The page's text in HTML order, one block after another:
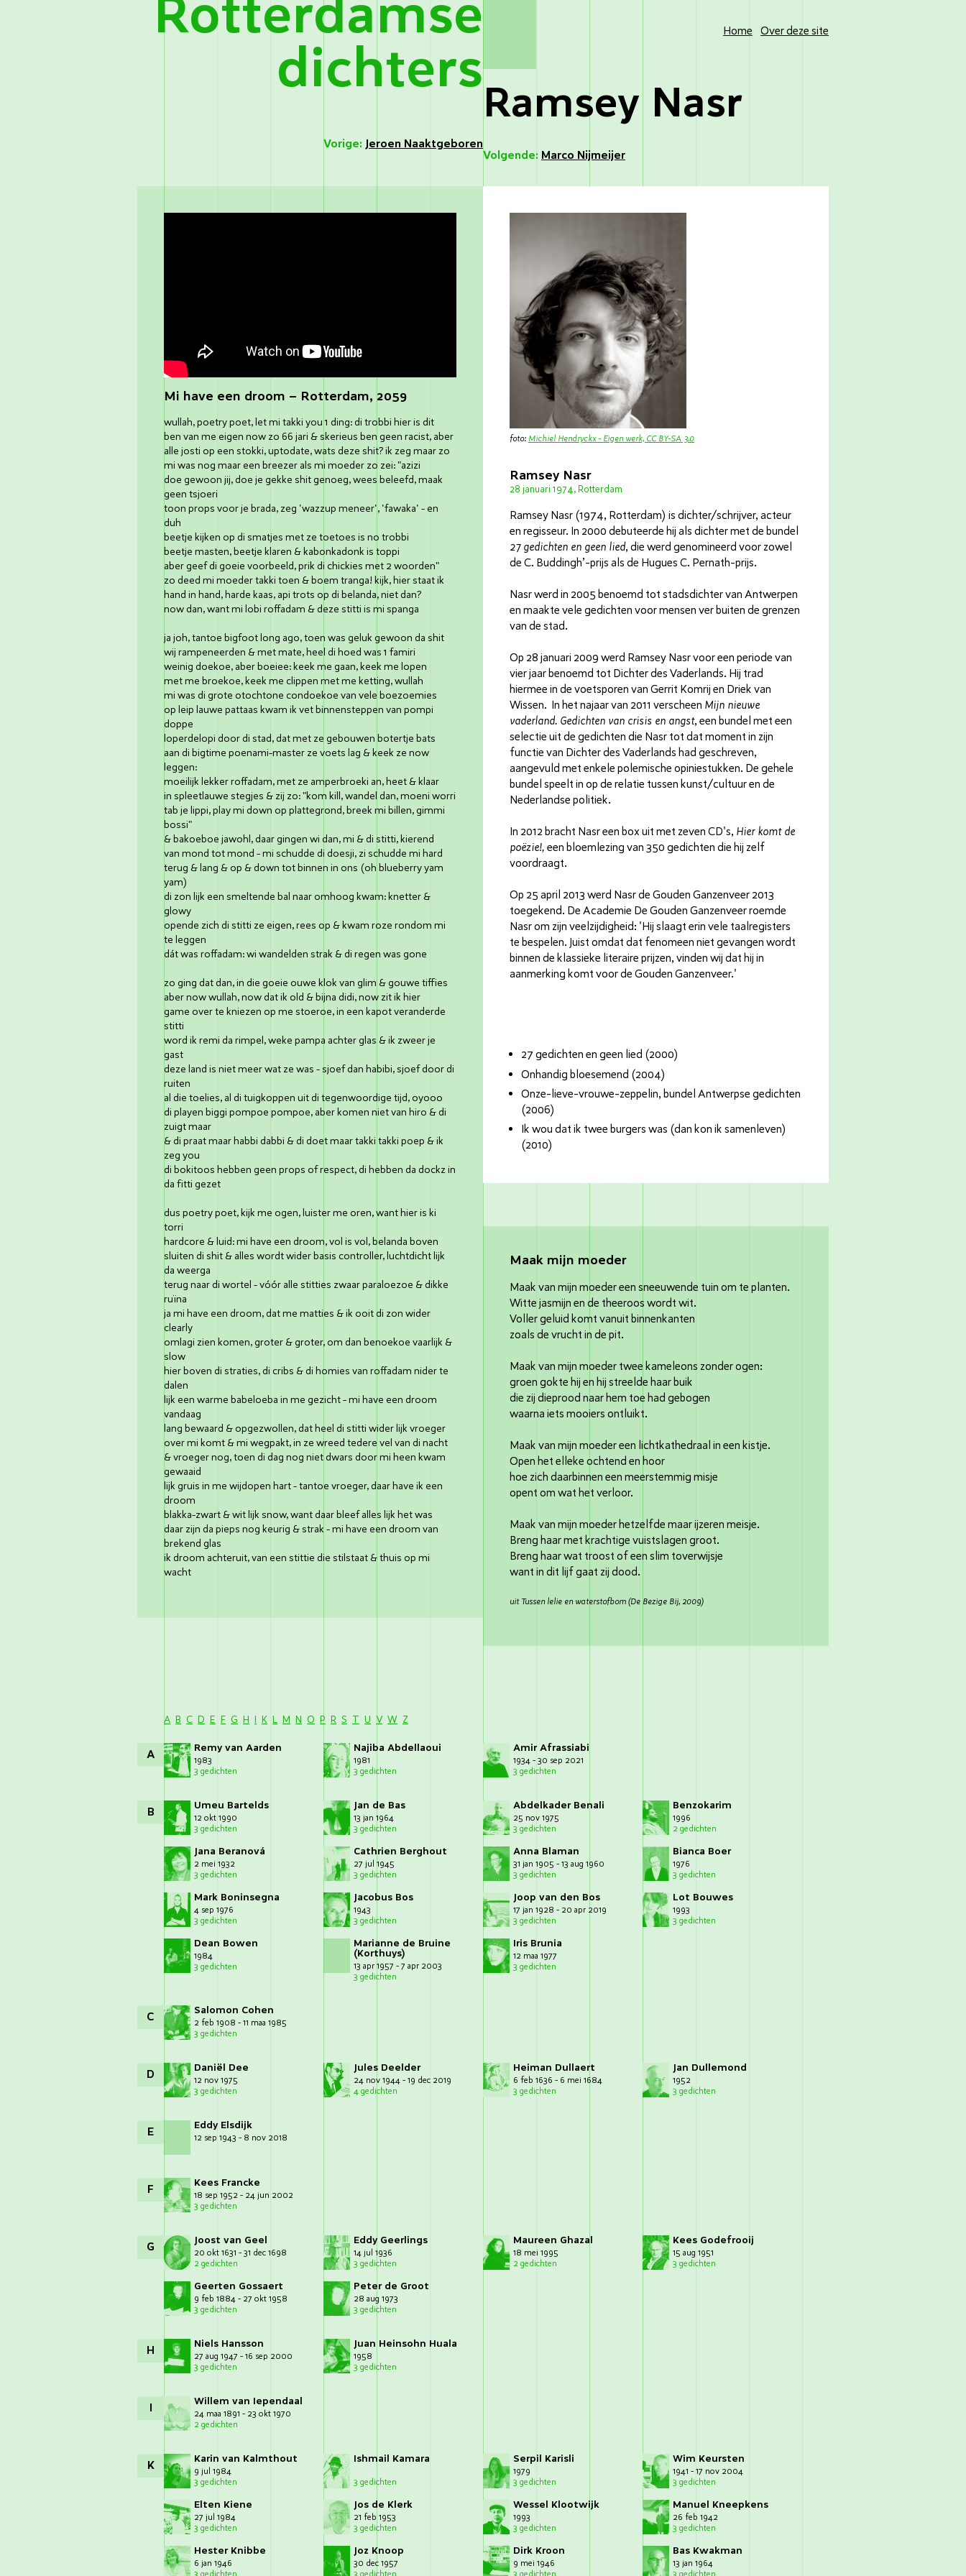
Rotterdamse
dichters
Home Over deze site
Ramsey Nasr
Vorige: Jeroen Naaktgeboren
Volgende: Marco Nijmeijer
foto: Michiel Hendryckx - Eigen werk, CC BY-SA 3.0
Ramsey Nasr
28 januari 1974, Rotterdam
Ramsey Nasr (1974, Rotterdam) is dichter/schrijver, acteur
en regisseur. In 2000 debuteerde hij als dichter met de bundel
27 gedichten en geen lied, die werd genomineerd voor zowel
de C. Buddingh’-prijs als de Hugues C. Pernath-prijs.
Nasr werd in 2005 benoemd tot stadsdichter van Antwerpen
en maakte vele gedichten voor mensen ver buiten de grenzen
van de stad.
Op 28 januari 2009 werd Ramsey Nasr voor een periode van
vier jaar benoemd tot Dichter des Vaderlands. Hij trad
hiermee in de voetsporen van Gerrit Komrij en Driek van
Wissen. In het najaar van 2011 verscheen Mijn nieuwe
vaderland. Gedichten van crisis en angst, een bundel met een
selectie uit de gedichten die Nasr tot dat moment in zijn
functie van Dichter des Vaderlands had geschreven,
aangevuld met enkele polemische opiniestukken. De gehele
bundel speelt in op de relatie tussen kunst/cultuur en de
Nederlandse politiek.
In 2012 bracht Nasr een box uit met zeven CD's, Hier komt de
poëzie!, een bloemlezing van 350 gedichten die hij zelf
voordraagt.
Op 25 april 2013 werd Nasr de Gouden Ganzenveer 2013
toegekend. De Academie De Gouden Ganzenveer roemde
Nasr om zijn veelzijdigheid: 'Hij slaagt erin vele taalregisters
te bespelen. Juist omdat dat fenomeen niet gevangen wordt
binnen de klassieke literaire prijzen, vinden wij dat hij in
aanmerking komt voor de Gouden Ganzenveer.'
27 gedichten en geen lied (2000)
Onhandig bloesemend (2004)
Onze-lieve-vrouwe-zeppelin, bundel Antwerpse gedichten
(2006)
Ik wou dat ik twee burgers was (dan kon ik samenleven)
(2010)
Mi have een droom – Rotterdam, 2059
wullah, poetry poet, let mi takki you 1 ding: di trobbi hier is dit
ben van me eigen now zo 66 jari & skerieus ben geen racist, aber
alle josti op een stokki, uptodate, wats deze shit? ik zeg maar zo
mi was nog maar een breezer als mi moeder zo zei: "azizi
doe gewoon jij, doe je gekke shit genoeg, wees beleefd, maak
geen tsjoeri
toon props voor je brada, zeg 'wazzup meneer', 'fawaka' - en
duh
beetje kijken op di smatjes met ze toetoes is no trobbi
beetje masten, beetje klaren & kabonkadonk is toppi
aber geef di goeie voorbeeld, prik di chickies met 2 woorden"
zo deed mi moeder takki toen & boem tranga! kijk, hier staat ik
hand in hand, harde kaas, api trots op di belanda, niet dan?
now dan, want mi lobi roffadam & deze stitti is mi spanga
ja joh, tantoe bigfoot long ago, toen was geluk gewoon da shit
wij rampeneerden & met mate, heel di hoed was 1 famiri
weinig doekoe, aber boeiee: keek me gaan, keek me lopen
met me broekoe, keek me clippen met me ketting, wullah
mi was di grote otochtone condoekoe van vele boezoemies
op leip lauwe pattaas kwam ik vet binnensteppen van pompi
doppe
loperdelopi door di stad, dat met ze gebouwen botertje bats
aan di bigtime poenami-master ze voets lag & keek ze now
leggen:
moeilijk lekker roffadam, met ze amperbroeki an, heet & klaar
in spleetlauwe stegjes & zij zo: "kom kill, wandel dan, moeni worri
tab je lippi, play mi down op plattegrond, breek mi billen, gimmi
bossi"
& bakoeboe jawohl, daar gingen wi dan, mi & di stitti, kierend
van mond tot mond - mi schudde di doesji, zi schudde mi hard
terug & lang & op & down tot binnen in ons (oh blueberry yam
yam)
di zon lijk een smeltende bal naar omhoog kwam: knetter &
glowy
opende zich di stitti ze eigen, rees op & kwam roze rondom mi
te leggen
dát was roffadam: wi wandelden strak & di regen was gone
zo ging dat dan, in die goeie ouwe klok van glim & gouwe tiffies
aber now wullah, now dat ik old & bijna didi, now zit ik hier
game over te kniezen op me stoeroe, in een kapot veranderde
stitti
word ik remi da rimpel, weke pampa achter glas & ik zweer je
gast
deze land is niet meer wat ze was - sjoef dan habibi, sjoef door di
ruiten
al die toelies, al di tuigkoppen uit di tegenwoordige tijd, oyooo
di playen biggi pompoe pompoe, aber komen niet van hiro & di
zuigt maar
& di praat maar habbi dabbi & di doet maar takki takki poep & ik
zeg you
di bokitoos hebben geen props of respect, di hebben da dockz in
da fitti gezet
dus poetry poet, kijk me ogen, luister me oren, want hier is ki
torri
hardcore & luid: mi have een droom, vol is vol, belanda boven
sluiten di shit & alles wordt wider basis controller, luchtdicht lijk
da weerga
terug naar di wortel - vóór alle stitties zwaar paraloezoe & dikke
ruïna
ja mi have een droom, dat me matties & ik ooit di zon wider
clearly
omlagi zien komen, groter & groter, om dan benoekoe vaarlijk &
slow
hier boven di straties, di cribs & di homies van roffadam nider te
dalen
lijk een warme babeloeba in me gezicht - mi have een droom
vandaag
lang bewaard & opgezwollen, dat heel di stitti wider lijk vroeger
over mi komt & mi wegpakt, in ze wreed tedere vel van di nacht
& vroeger nog, toen di dag nog niet dwars door mi heen kwam
gewaaid
lijk gruis in me wijdopen hart - tantoe vroeger, daar have ik een
droom
blakka-zwart & wit lijk snow, want daar bleef alles lijk het was
daar zijn da pieps nog keurig & strak - mi have een droom van
brekend glas
ik droom achteruit, van een stittie die stilstaat & thuis op mi
wacht
Maak mijn moeder
Maak van mijn moeder een sneeuwende tuin om te planten.
Witte jasmijn en de theeroos wordt wit.
Voller geluid komt vanuit binnenkanten
zoals de vrucht in de pit.
Maak van mijn moeder twee kameleons zonder ogen:
groen gokte hij en hij streelde haar buik
die zij dieprood naar hem toe had gebogen
waarna iets mooiers ontluikt.
Maak van mijn moeder een lichtkathedraal in een kistje.
Open het elleke ochtend en hoor
hoe zich daarbinnen een meerstemmig misje
opent om wat het verloor.
Maak van mijn moeder hetzelfde maar ijzeren meisje.
Breng haar met krachtige vuistslagen groot.
Breng haar wat troost of een slim toverwijsje
want in dit lijf gaat zij dood.
uitTussen lelie en waterstofbom(De Bezige Bij, 2009)
A B C D E F G H I K L M N O P R S T U V W Z
A Remy van Aarden
1983
3 gedichten
Najiba Abdellaoui
1981
3 gedichten
Amir Afrassiabi
1934 - 30 sep 2021
3 gedichten
B Umeu Bartelds
12 okt 1990
3 gedichten
Jan de Bas
13 jan 1964
3 gedichten
Abdelkader Benali
25 nov 1975
3 gedichten
Benzokarim
1996
2 gedichten
Jana Beranová
2 mei 1932
3 gedichten
Cathrien Berghout
27 jul 1945
3 gedichten
Anna Blaman
31 jan 1905 - 13 aug 1960
3 gedichten
Bianca Boer
1976
3 gedichten
Mark Boninsegna
4 sep 1976
3 gedichten
Jacobus Bos
1943
3 gedichten
Joop van den Bos
17 jan 1928 - 20 apr 2019
3 gedichten
Lot Bouwes
1993
3 gedichten
Dean Bowen
1984
3 gedichten
Marianne de Bruine
(Korthuys)
13 apr 1957 - 7 apr 2003
3 gedichten
Iris Brunia
12 maa 1977
3 gedichten
C Salomon Cohen
2 feb 1908 - 11 maa 1985
3 gedichten
D Daniël Dee
12 nov 1975
3 gedichten
Jules Deelder
24 nov 1944 - 19 dec 2019
4 gedichten
Heiman Dullaert
6 feb 1636 - 6 mei 1684
3 gedichten
Jan Dullemond
1952
3 gedichten
E Eddy Elsdijk
12 sep 1943 - 8 nov 2018
F Kees Francke
18 sep 1952 - 24 jun 2002
3 gedichten
G Joost van Geel
20 okt 1631 - 31 dec 1698
2 gedichten
Eddy Geerlings
14 jul 1936
3 gedichten
Maureen Ghazal
18 mei 1995
2 gedichten
Kees Godefrooij
15 aug 1951
3 gedichten
Geerten Gossaert
9 feb 1884 - 27 okt 1958
3 gedichten
Peter de Groot
28 aug 1973
3 gedichten
H Niels Hansson
27 aug 1947 - 16 sep 2000
3 gedichten
Juan Heinsohn Huala
1958
3 gedichten
I Willem van Iependaal
24 maa 1891 - 23 okt 1970
2 gedichten
K Karin van Kalmthout
9 jul 1984
3 gedichten
Ishmail Kamara
3 gedichten
Serpil Karisli
1979
3 gedichten
Wim Keursten
1941 - 17 nov 2004
3 gedichten
Elten Kiene
27 jul 1984
3 gedichten
Jos de Klerk
21 feb 1953
3 gedichten
Wessel Klootwijk
1993
3 gedichten
Manuel Kneepkens
26 feb 1942
3 gedichten
Hester Knibbe
6 jan 1946
Joz Knoop
30 dec 1957
Dirk Kroon
9 mei 1946
Bas Kwakman
13 jan 1964